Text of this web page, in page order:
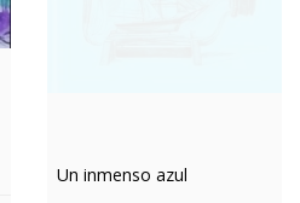
Un inmenso azul